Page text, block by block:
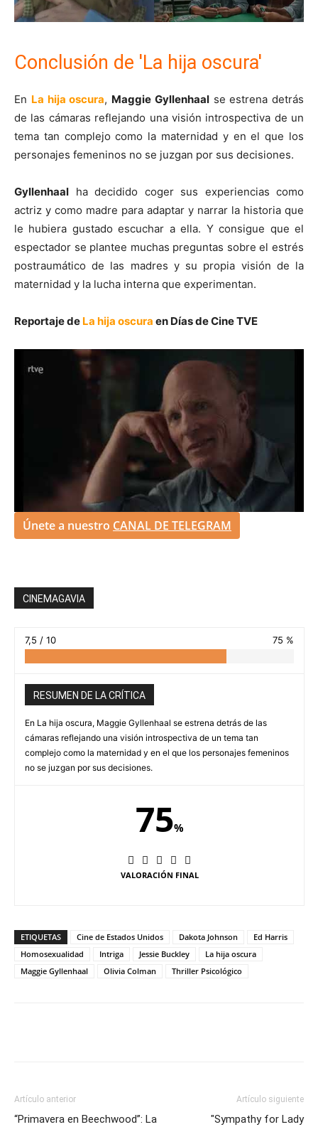
Conclusión de 'La hija oscura'
En La hija oscura, Maggie Gyllenhaalse estrena detrás
de las cámaras reflejando una visión introspectiva de un
tema tan complejo como la maternidad y en el que los
personajes femeninos no se juzgan por sus decisiones.
Gyllenhaal ha decidido coger sus experiencias como
actriz y como madre para adaptar y narrar la historia que
le hubiera gustado escuchar a ella. Y consigue que el
espectador se plantee muchas preguntas sobre el estrés
postraumático de las madres y su propia visión de la
maternidad y la lucha interna que experimentan.
Reportaje de La hija oscura en Días de Cine TVE
Únete a nuestro CANAL DE TELEGRAM
CINEMAGAVIA
7,5 / 10 75 %
RESUMEN DE LA CRÍTICA
En La hija oscura, Maggie Gyllenhaal se estrena detrás de las
cámaras reflejando una visión introspectiva de un tema tan
complejo como la maternidad y en el que los personajes femeninos
no se juzgan por sus decisiones.
75%
VALORACIÓN FINAL
ETIQUETAS Cine de Estados Unidos Dakota Johnson
Ed Harris
Homosexualidad
Intriga Jessie Buckley
La hija oscura
Maggie Gyllenhaal
Olivia Colman Thriller Psicológico
Artículo anterior
“Primavera en Beechwood”: La
Artículo siguiente
"Sympathy for Lady